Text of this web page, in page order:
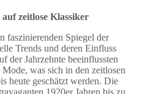
zeitlose Klassiker
faszinierenden Spiegel der
Trends und deren Einfluss
der Jahrzehnte beeinflussten
was sich in den zeitlosen
heute geschätzt werden. Die